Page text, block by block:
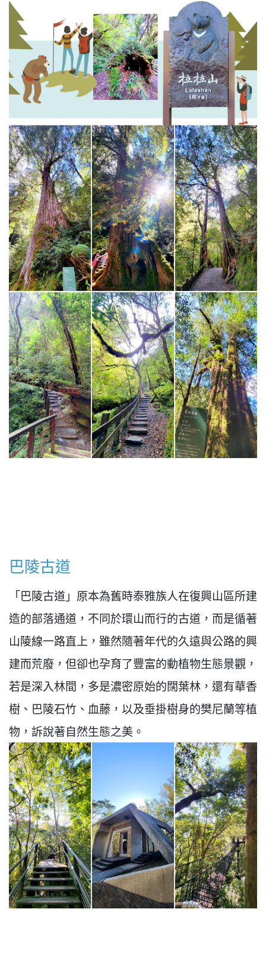
巴陵古道
「巴陵古道」原本為舊時泰雅族人在復興山區所建
造的部落通道，不同於環山而行的古道，而是循著
山陵線一路直上，雖然隨著年代的久遠與公路的興
建而荒廢，但卻也孕育了豐富的動植物生態景觀，
若是深入林間，多是濃密原始的闊葉林，還有華香
樹、巴陵石竹、血藤，以及垂掛樹身的樊尼蘭等植
物，訴說著自然生態之美。